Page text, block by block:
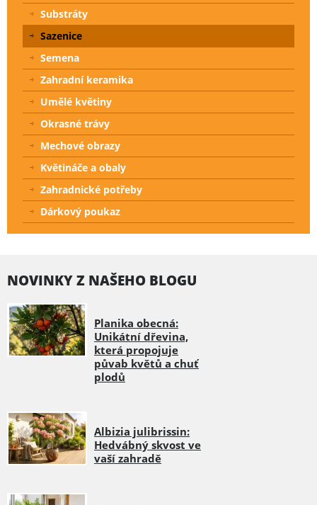
Substráty
Sazenice
Semena
Zahradní keramika
Umělé květiny
Okrasné trávy
Mechové obrazy
Květináče a obaly
Zahradnické potřeby
Dárkový poukaz
NOVINKY Z NAŠEHO BLOGU
Planika obecná:
Unikátní dřevina,
která propojuje
půvab květů a chuť
plodů
Albizia julibrissin:
Hedvábný skvost ve
vaší zahradě